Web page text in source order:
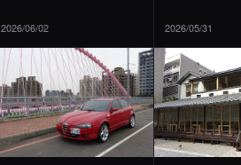
2026/06/02 2026/05/31